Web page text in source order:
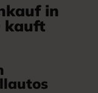
in
kauft